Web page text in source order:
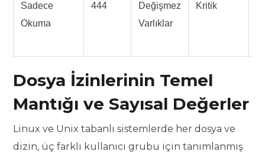
Sadece
Okuma
444
Değişmez
Varlıklar
Kritik
Dosya İzinlerinin Temel
Mantığı ve Sayısal Değerler
Linux ve Unix tabanlı sistemlerde her dosya ve
dizin, üç farklı kullanıcı grubu için tanımlanmış